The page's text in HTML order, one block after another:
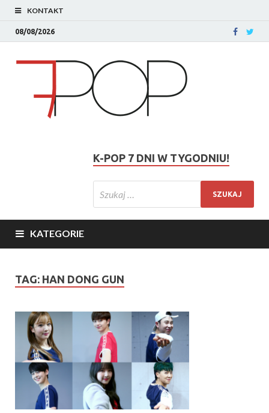
KONTAKT
08/08/2026
K-POP 7 DNI W TYGODNIU!
KATEGORIE
TAG: HAN DONG GUN